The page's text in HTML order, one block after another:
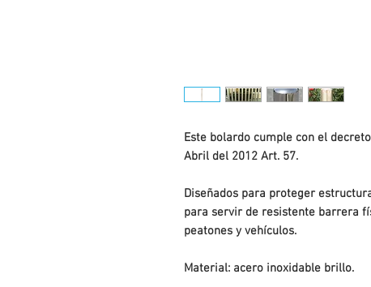
Este bolardo cumple con el
Abril del 2012 Art. 57.
Diseñados para proteger
para servir de resistente barrera
peatones y vehículos.
Material: acero inoxidable brillo.